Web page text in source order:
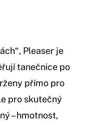
Pleaser je
tanečnice po
přímo pro
pro skutečný
– hmotnost,